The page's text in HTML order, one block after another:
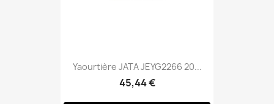
Yaourtière JATA JEYG2266 20...
45,44 €